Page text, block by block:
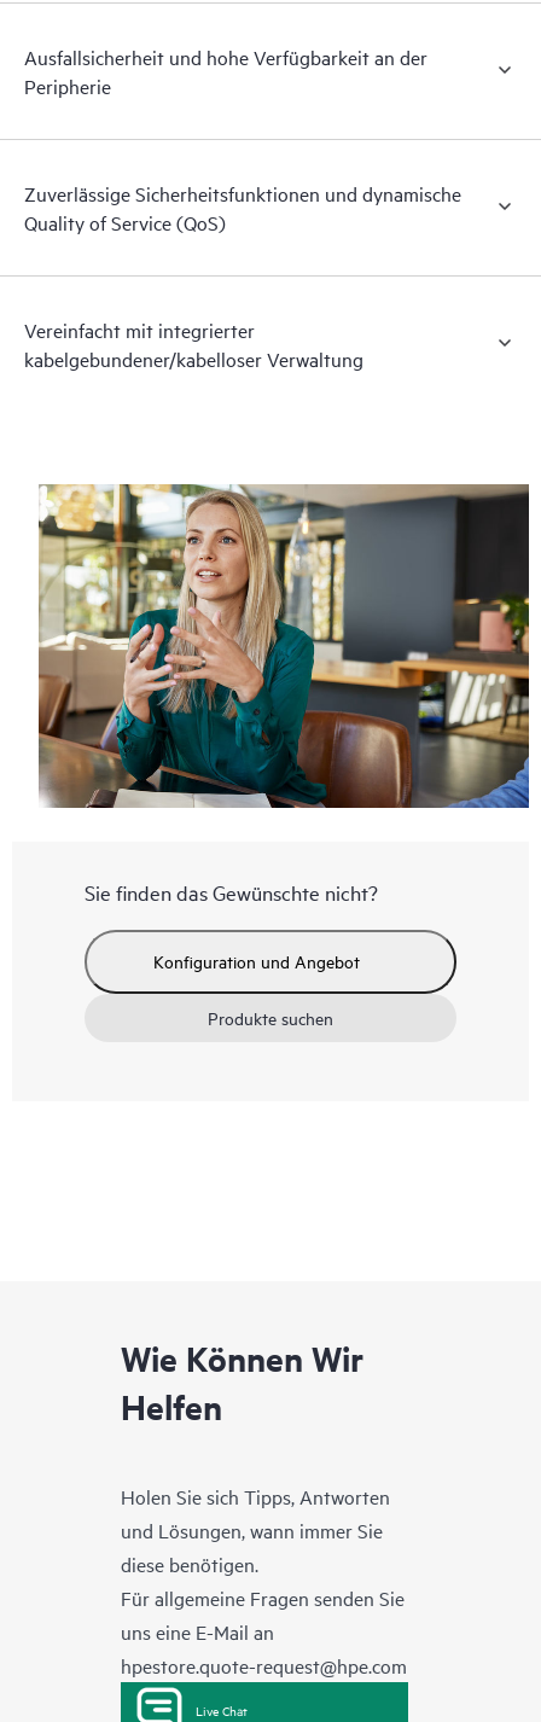
Ausfallsicherheit und hohe Verfügbarkeit an der
Peripherie
Zuverlässige Sicherheitsfunktionen und dynamische
Quality of Service (QoS)
Vereinfacht mit integrierter
kabelgebundener/kabelloser Verwaltung
Sie finden das Gewünschte nicht?
Konfiguration und Angebot
Produkte suchen
Wie Können Wir
Helfen
Holen Sie sich Tipps, Antworten
und Lösungen, wann immer Sie
diese benötigen.
Für allgemeine Fragen senden Sie
uns eine E-Mail an
hpestore.quote-request@hpe.com
Live Chat